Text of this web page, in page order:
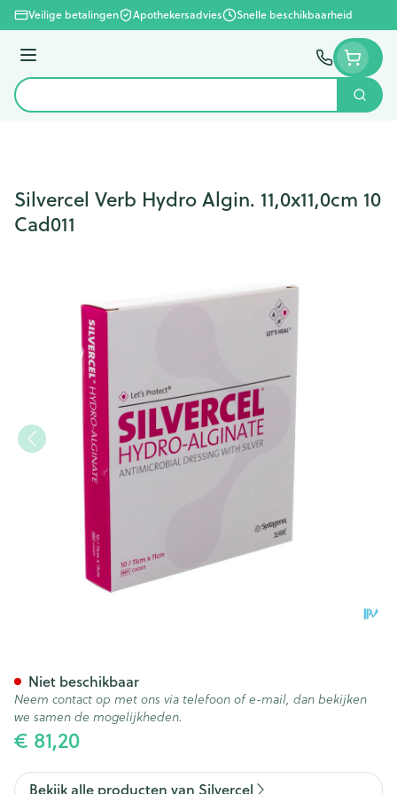
Ga naar de inhoud
Veilige betalingen Apothekersadvies Snelle beschikbaarheid
Menu
Product, merk, categorie...
Zoek
Silvercel Verb Hydro Algin. 11,0x11,0cm 10
Cad011
€ 81,20
Niet beschikbaar
Neem contact op met ons via telefoon of e-mail, dan bekijken
we samen de mogelijkheden.
Bekijk alle producten van Silvercel